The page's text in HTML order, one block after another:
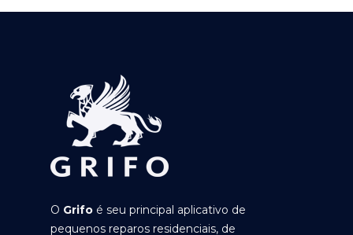
O Grifo é seu principal aplicativo de
pequenos reparos residenciais, de